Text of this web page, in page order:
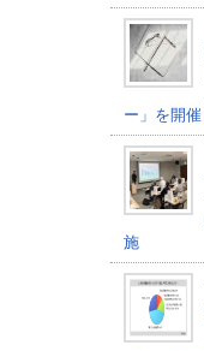
ー」を開催
施